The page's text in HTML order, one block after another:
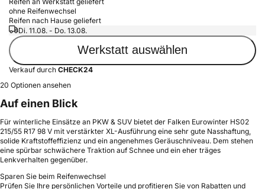
ohne Reifenwechsel
Reifen nach Hause geliefert
Di. 11.08. - Do. 13.08.
Werkstatt auswählen
Verkauf durch CHECK24
20 Optionen ansehen
Auf einen Blick
Für winterliche Einsätze an PKW & SUV bietet der Falken Eurowinter HS02
215/55 R17 98 V mit verstärkter XL-Ausführung eine sehr gute Nasshaftung,
solide Kraftstoffeffizienz und ein angenehmes Geräuschniveau. Dem stehen
eine spürbar schwächere Traktion auf Schnee und ein eher träges
Lenkverhalten gegenüber.
Sparen Sie beim Reifenwechsel
Prüfen Sie Ihre persönlichen Vorteile und profitieren Sie von Rabatten und